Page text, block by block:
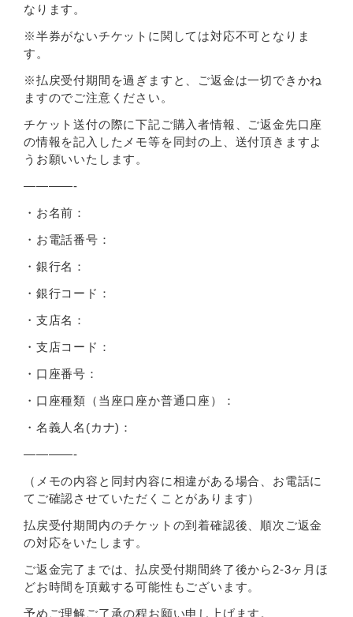
なります。
※半券がないチケットに関しては対応不可となりま
す。
※払戻受付期間を過ぎますと、ご返金は一切できかね
ますのでご注意ください。
チケット送付の際に下記ご購入者情報、ご返金先口座
の情報を記入したメモ等を同封の上、送付頂きますよ
うお願いいたします。
————-
・お名前：
・お電話番号：
・銀行名：
・銀行コード：
・支店名：
・支店コード：
・口座番号：
・口座種類（当座口座か普通口座）：
・名義人名(カナ)：
————-
（メモの内容と同封内容に相違がある場合、お電話に
てご確認させていただくことがあります）
払戻受付期間内のチケットの到着確認後、順次ご返金
の対応をいたします。
ご返金完了までは、払戻受付期間終了後から2-3ヶ月ほ
どお時間を頂戴する可能性もございます。
予めご理解ご了承の程お願い申し上げます。